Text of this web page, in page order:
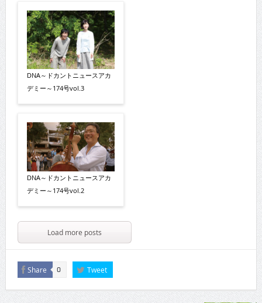
DNA～ドカントニュースアカ
デミー～174号vol.3
DNA～ドカントニュースアカ
デミー～174号vol.2
Load more posts
Share 0 Tweet